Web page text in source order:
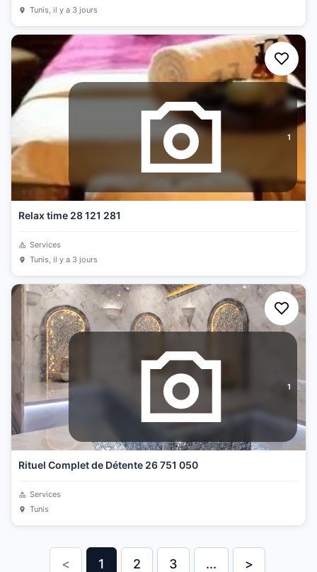
Tunis, il y a 3 jours
1
Relax time 28 121 281
Services
Tunis, il y a 3 jours
1
Rituel Complet de Détente 26 751 050
Services
Tunis
< 1 2 3 ... >